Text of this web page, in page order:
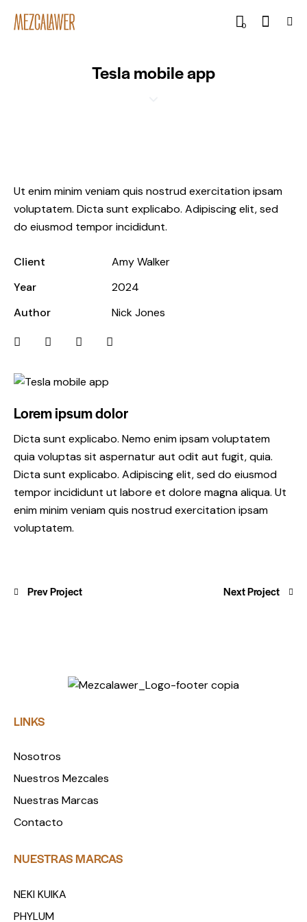
0
Tesla mobile app
Lorem ipsum dolor
Dicta sunt explicabo. Nemo enim ipsam voluptatem
quia voluptas sit aspernatur aut odit aut fugit, quia.
Dicta sunt explicabo. Adipiscing elit, sed do eiusmod
tempor incididunt ut labore et dolore magna aliqua. Ut
enim minim veniam quis nostrud exercitation ipsam
voluptatem.
Ut enim minim veniam quis nostrud exercitation ipsam
voluptatem. Dicta sunt explicabo. Adipiscing elit, sed
do eiusmod tempor incididunt.
Client
Amy Walker
Year
2024
Author
Nick Jones
Prev Project Next Project
LINKS
Nosotros
Nuestros Mezcales
Nuestras Marcas
Contacto
NUESTRAS MARCAS
NEKI KUIKA
PHYLUM